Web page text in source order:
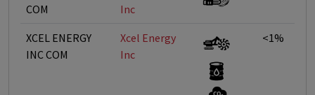
COM
Inc
XCEL ENERGY
INC COM
Xcel Energy
Inc
<1%